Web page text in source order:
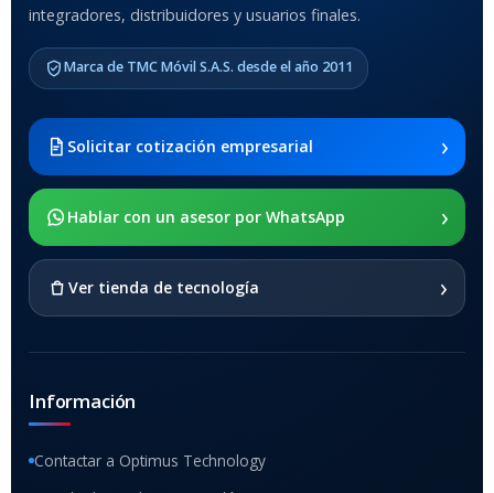
MODELO DE TABLETS
COMPATIBLES
2021 SM-x200 / Samsung
Galaxy Tab A8 10.5 2021 SM-
x205
SOPORTE DE APOYO
integradores, distribuidores y usuarios finales.
Marca de TMC Móvil S.A.S. desde el año 2011
Solicitar cotización empresarial ›
Hablar con un asesor por WhatsApp ›
Ver tienda de tecnología ›
Información
Contactar a Optimus Technology